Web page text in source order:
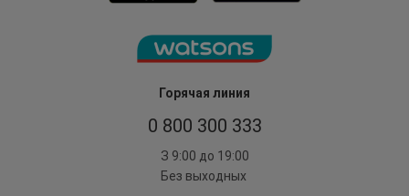
Горячая линия
0 800 300 333
З 9:00 до 19:00
Без выходных